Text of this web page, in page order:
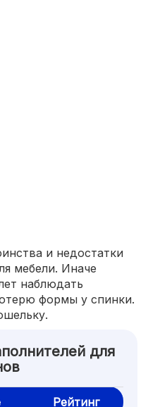
и недостатки
мебели. Иначе
наблюдать
формы у спинки.
для
Рейтинг